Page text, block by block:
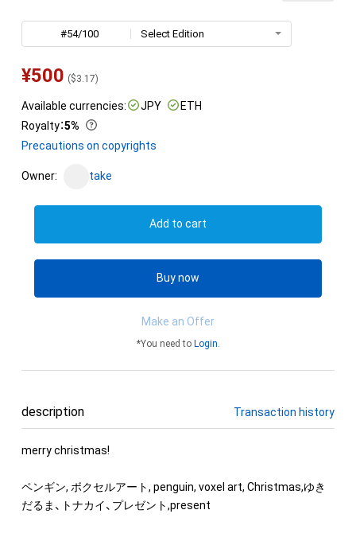
#54/100 Select Edition
¥500 ($3.17)
Available currencies: JPY
ETH
Royalty：5%
Precautions on copyrights
Owner: take
Add to cart
Buy now
Make an Offer
*You need to Login.
description Transaction history
merry christmas!
ペンギン, ボクセルアート, penguin, voxel art, Christmas,ゆき
だるま、トナカイ、プレゼント,present